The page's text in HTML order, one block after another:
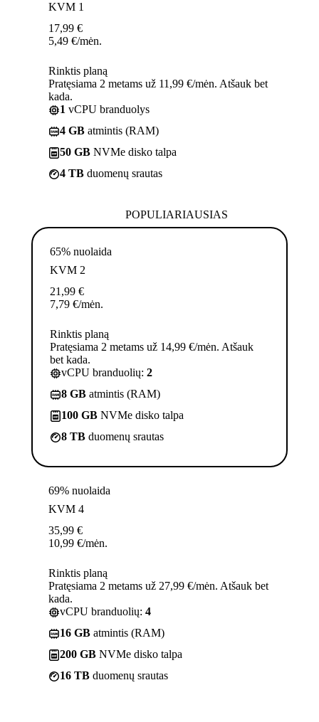
KVM 1
17,99 €
5,49 €/mėn.
Rinktis planą
Pratęsiama 2 metams už 11,99 €/mėn. Atšauk bet
kada.
1 vCPU branduolys
4 GB atmintis (RAM)
50 GB NVMe disko talpa
4 TB duomenų srautas
POPULIARIAUSIAS
65% nuolaida
KVM 2
21,99 €
7,79 €/mėn.
Rinktis planą
Pratęsiama 2 metams už 14,99 €/mėn. Atšauk
bet kada.
vCPU branduolių: 2
8 GB atmintis (RAM)
100 GB NVMe disko talpa
8 TB duomenų srautas
69% nuolaida
KVM 4
35,99 €
10,99 €/mėn.
Rinktis planą
Pratęsiama 2 metams už 27,99 €/mėn. Atšauk bet
kada.
vCPU branduolių: 4
16 GB atmintis (RAM)
200 GB NVMe disko talpa
16 TB duomenų srautas